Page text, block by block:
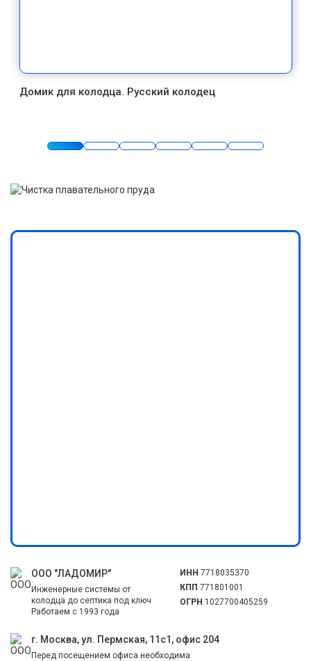
Домик для колодца. Русский колодец
ООО "ЛАДОМИР"
Инженерные системы от
колодца до септика под ключ
Работаем с 1993 года
ИНН 7718035370
КПП 771801001
ОГРН 1027700405259
г. Москва, ул. Пермская, 11с1, офис 204
Перед посещением офиса необходима